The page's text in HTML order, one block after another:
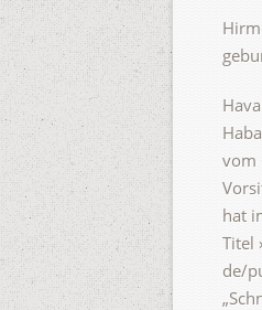
vom
hat
Titel
de/